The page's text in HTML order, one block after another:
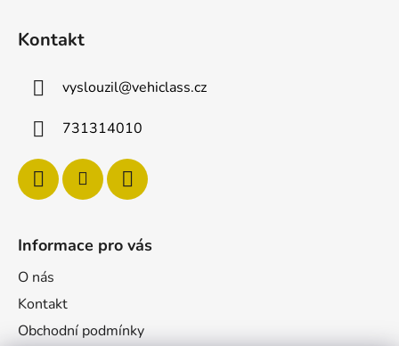
Kontakt
vyslouzil@vehiclass.cz
731314010
Informace pro vás
O nás
Kontakt
Obchodní podmínky